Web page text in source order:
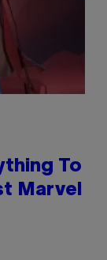
To
Marvel